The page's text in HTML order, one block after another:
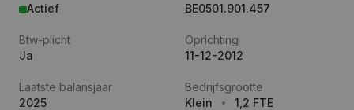
Actief
BE0501.901.457
Btw-plicht
Ja
Oprichting
11-12-2012
Laatste balansjaar
2025
Bedrijfsgrootte
Klein
1,2 FTE